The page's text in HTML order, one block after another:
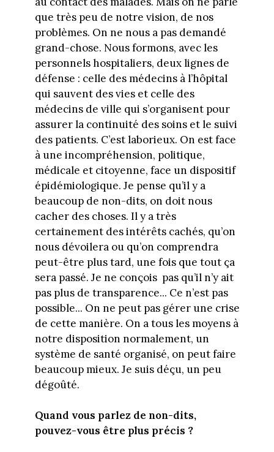
que très peu de notre vision, de nos
problèmes. On ne nous a pas demandé
grand-chose. Nous formons, avec les
personnels hospitaliers, deux lignes de
défense : celle des médecins à l’hôpital
qui sauvent des vies et celle des
médecins de ville qui s’organisent pour
assurer la continuité des soins et le suivi
des patients. C’est laborieux. On est face
à une incompréhension, politique,
médicale et citoyenne, face un dispositif
épidémiologique. Je pense qu’il y a
beaucoup de non-dits, on doit nous
cacher des choses. Il y a très
certainement des intérêts cachés, qu’on
nous dévoilera ou qu’on comprendra
peut-être plus tard, une fois que tout ça
sera passé. Je ne conçois pas qu’il n’y ait
pas plus de transparence... Ce n’est pas
possible... On ne peut pas gérer une crise
de cette manière. On a tous les moyens à
notre disposition normalement, un
système de santé organisé, on peut faire
beaucoup mieux. Je suis déçu, un peu
dégoûté.
Quand vous parlez de non-dits,
pouvez-vous être plus précis ?